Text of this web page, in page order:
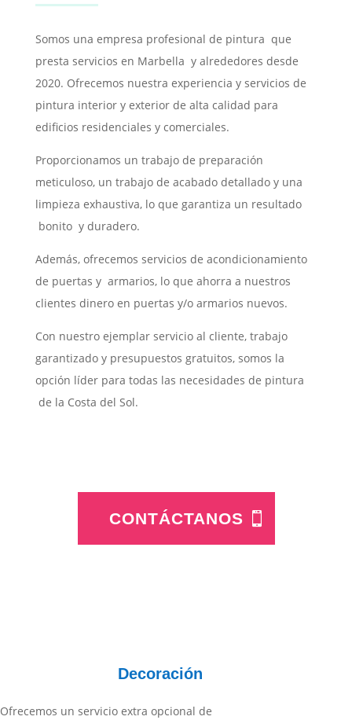
Somos una empresa profesional de pintura que
presta servicios en Marbella y alrededores desde
2020. Ofrecemos nuestra experiencia y servicios de
pintura interior y exterior de alta calidad para
edificios residenciales y comerciales.
Proporcionamos un trabajo de preparación
meticuloso, un trabajo de acabado detallado y una
limpieza exhaustiva, lo que garantiza un resultado
bonito y duradero.
Además, ofrecemos servicios de acondicionamiento
de puertas y armarios, lo que ahorra a nuestros
clientes dinero en puertas y/o armarios nuevos.
Con nuestro ejemplar servicio al cliente, trabajo
garantizado y presupuestos gratuitos, somos la
opción líder para todas las necesidades de pintura
de la Costa del Sol.
CONTÁCTANOS
Decoración
Ofrecemos un servicio extra opcional de